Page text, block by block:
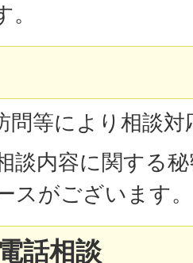
問等により相談
談内容に関する
スがございます。
話相談